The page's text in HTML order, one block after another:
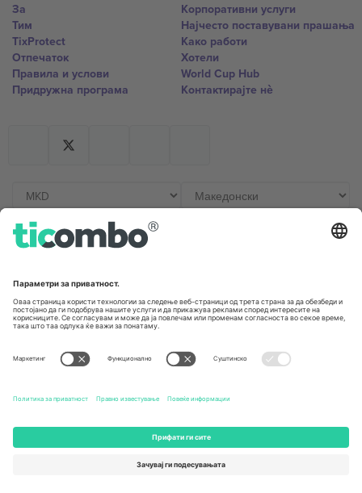
За
Тим
TixProtect
Отпечаток
Правила и услови
Придружна програма
Корпоративни услуги
Најчесто поставувани прашања
Како работи
Хотели
World Cup Hub
Контактирајте нѐ
Канцеларии и поддршка
Germany
Unter den Linden 24, 10117
Berlin, Germany
167 City Road, London, Greater
131 Continental Dr, Suite 305,
Dorfstrasse 52a, 6390
United Arab Emirates